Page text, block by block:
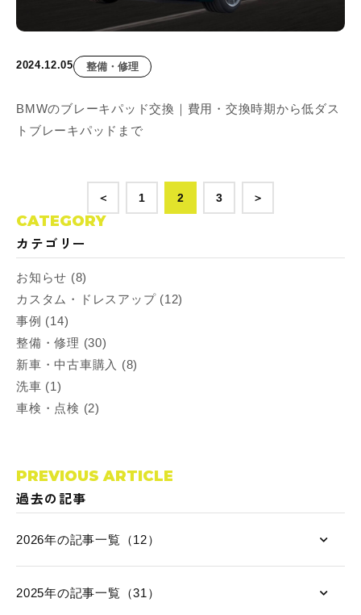
2024.12.05 整備・修理
BMWのブレーキパッド交換｜費用・交換時期から低ダス
トブレーキパッドまで
＜ 1 2 3 ＞
CATEGORY
カテゴリー
お知らせ (8)
カスタム・ドレスアップ (12)
事例 (14)
整備・修理 (30)
新車・中古車購入 (8)
洗車 (1)
車検・点検 (2)
PREVIOUS ARTICLE
過去の記事
2026年の記事一覧（12）
2025年の記事一覧（31）